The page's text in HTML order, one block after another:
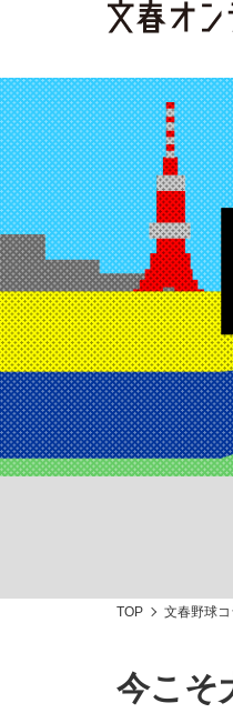
「
「敗
終戦
キン
TOP 文春野球コ
今こそ